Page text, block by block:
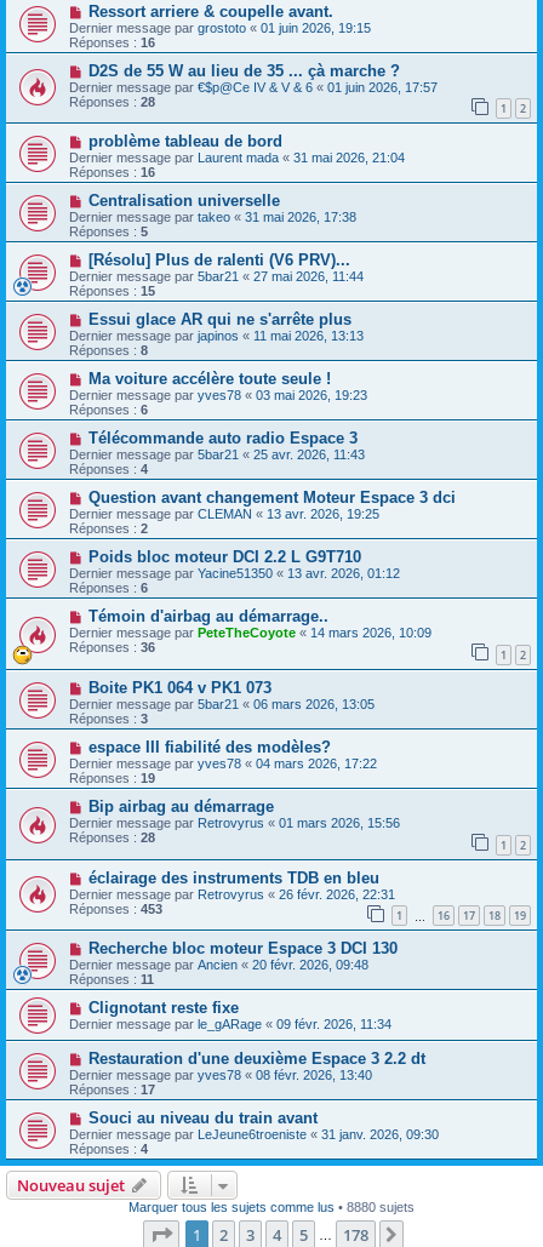
Ressort arriere & coupelle avant.
Dernier message par grostoto « 01 juin 2026, 19:15
Réponses : 16
D2S de 55 W au lieu de 35 ... çà marche ?
Dernier message par €$p@Ce IV & V & 6 « 01 juin 2026, 17:57
Réponses : 28 1 2
problème tableau de bord
Dernier message par Laurent mada « 31 mai 2026, 21:04
Réponses : 16
Centralisation universelle
Dernier message par takeo « 31 mai 2026, 17:38
Réponses : 5
[Résolu] Plus de ralenti (V6 PRV)...
Dernier message par 5bar21 « 27 mai 2026, 11:44
Réponses : 15
Essui glace AR qui ne s'arrête plus
Dernier message par japinos « 11 mai 2026, 13:13
Réponses : 8
Ma voiture accélère toute seule !
Dernier message par yves78 « 03 mai 2026, 19:23
Réponses : 6
Télécommande auto radio Espace 3
Dernier message par 5bar21 « 25 avr. 2026, 11:43
Réponses : 4
Question avant changement Moteur Espace 3 dci
Dernier message par CLEMAN « 13 avr. 2026, 19:25
Réponses : 2
Poids bloc moteur DCI 2.2 L G9T710
Dernier message par Yacine51350 « 13 avr. 2026, 01:12
Réponses : 6
Témoin d'airbag au démarrage..
Dernier message par PeteTheCoyote « 14 mars 2026, 10:09
Réponses : 36 1 2
Boite PK1 064 v PK1 073
Dernier message par 5bar21 « 06 mars 2026, 13:05
Réponses : 3
espace III fiabilité des modèles?
Dernier message par yves78 « 04 mars 2026, 17:22
Réponses : 19
Bip airbag au démarrage
Dernier message par Retrovyrus « 01 mars 2026, 15:56
Réponses : 28 1 2
éclairage des instruments TDB en bleu
Dernier message par Retrovyrus « 26 févr. 2026, 22:31
Réponses : 453 1 16 17 18 19
Recherche bloc moteur Espace 3 DCI 130
Dernier message par Ancien « 20 févr. 2026, 09:48
Réponses : 11
Clignotant reste fixe
Dernier message par le_gARage « 09 févr. 2026, 11:34
Restauration d'une deuxième Espace 3 2.2 dt
Dernier message par yves78 « 08 févr. 2026, 13:40
Réponses : 17
Souci au niveau du train avant
Dernier message par LeJeune6troeniste « 31 janv. 2026, 09:30
Réponses : 4
Nouveau sujet
Marquer tous les sujets comme lus • 8880 sujets
Page 1sur178
1 2 3 4 5 178